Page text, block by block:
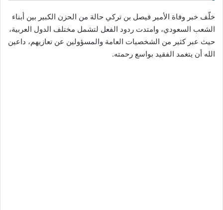
خلّف خبر وفاة الأمير فيصل بن تركي حالة من الحزن الكبير بين أبناء
الشعب السعودي، وامتدت ردود الفعل لتشمل مختلف الدول العربية،
حيث عبر كثير من الشخصيات العامة والمسؤولين عن تعازيهم، داعين
الله أن يتغمد الفقيد بواسع رحمته.